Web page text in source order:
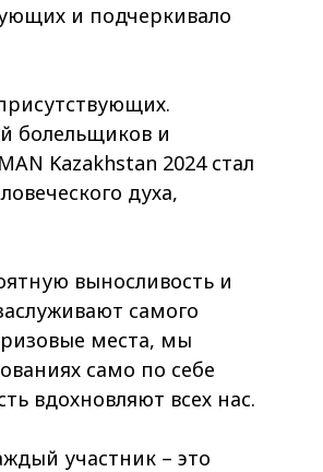
и подчеркивало
болельщиков и
Kazakhstan 2024 стал
духа,
выносливость и
самого
места, мы
само по себе
вдохновляют всех нас.
участник – это